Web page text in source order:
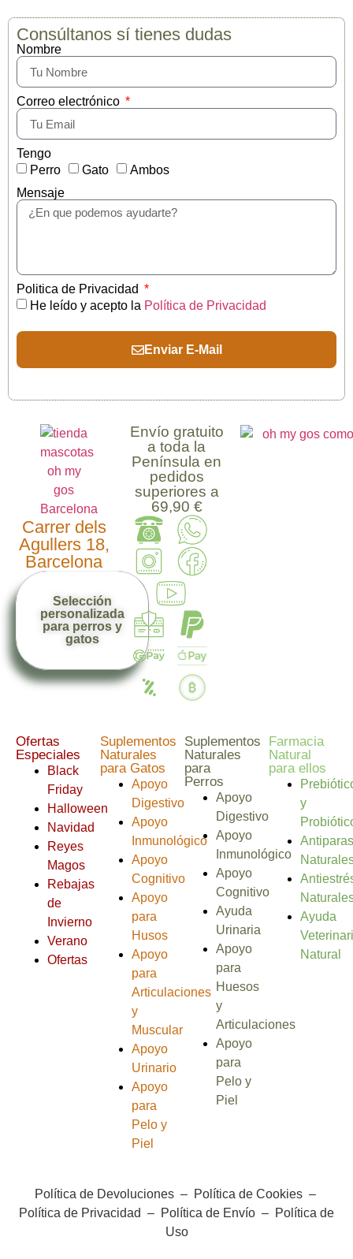
Consúltanos sí tienes dudas
Nombre
Correo electrónico
Tengo
Perro
Gato
Ambos
Mensaje
Politica de Privacidad
He leído y acepto la Política de Privacidad
Enviar E-Mail
Carrer dels
Agullers 18,
Barcelona
Selección
personalizada
para perros y
gatos
Envío gratuito
a toda la
Península en
pedidos
superiores a
69,90 €
Ofertas
Especiales
Black
Friday
Halloween
Navidad
Reyes
Magos
Rebajas
de
Invierno
Verano
Ofertas
Suplementos
Naturales
para Gatos
Apoyo
Digestivo
Apoyo
Inmunológico
Apoyo
Cognitivo
Apoyo
para
Husos
Apoyo
para
Articulaciones
y
Muscular
Apoyo
Urinario
Apoyo
para
Pelo y
Piel
Suplementos
Naturales
para
Perros
Apoyo
Digestivo
Apoyo
Inmunológico
Apoyo
Cognitivo
Ayuda
Urinaria
Apoyo
para
Huesos
y
Articulaciones
Apoyo
para
Pelo y
Piel
Farmacia
Natural
para ellos
y
Ayuda
Natural
Política de Devoluciones– Política de Cookies–
Política de Privacidad – Política de Envío – Política de
Uso